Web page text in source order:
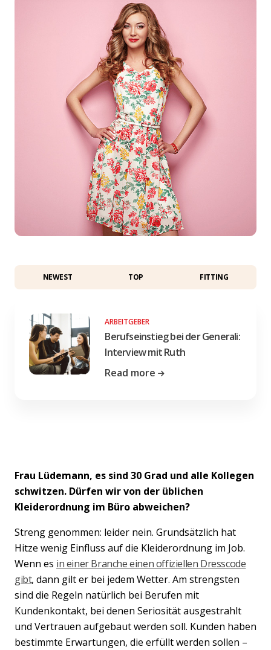
NEWEST TOP FITTING
ARBEITGEBER
Berufseinstieg bei der Generali:
Interview mit Ruth
Read more
Frau Lüdemann, es sind 30 Grad und alle Kollegen
schwitzen. Dürfen wir von der üblichen
Kleiderordnung im Büro abweichen?
Streng genommen: leider nein. Grundsätzlich hat
Hitze wenig Einfluss auf die Kleiderordnung im Job.
Wenn es in einer Branche einen offiziellen Dresscode
gibt, dann gilt er bei jedem Wetter. Am strengsten
sind die Regeln natürlich bei Berufen mit
Kundenkontakt, bei denen Seriosität ausgestrahlt
und Vertrauen aufgebaut werden soll. Kunden haben
bestimmte Erwartungen, die erfüllt werden sollen –